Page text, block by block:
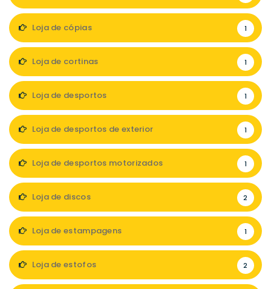
Loja de cópias 1
Loja de cortinas 1
Loja de desportos 1
Loja de desportos de exterior 1
Loja de desportos motorizados 1
Loja de discos 2
Loja de estampagens 1
Loja de estofos 2